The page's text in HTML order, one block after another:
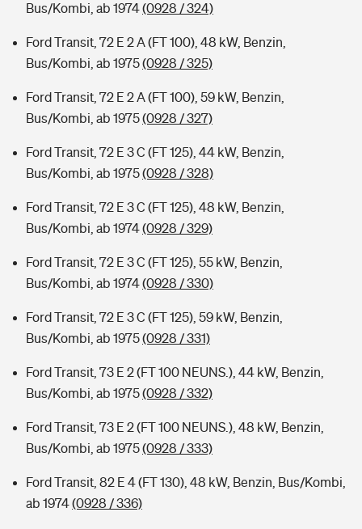
Bus/Kombi, ab 1974(0928 / 324)
Ford Transit, 72 E 2 A (FT 100), 48 kW, Benzin,
Bus/Kombi, ab 1975(0928 / 325)
Ford Transit, 72 E 2 A (FT 100), 59 kW, Benzin,
Bus/Kombi, ab 1975(0928 / 327)
Ford Transit, 72 E 3 C (FT 125), 44 kW, Benzin,
Bus/Kombi, ab 1975(0928 / 328)
Ford Transit, 72 E 3 C (FT 125), 48 kW, Benzin,
Bus/Kombi, ab 1974(0928 / 329)
Ford Transit, 72 E 3 C (FT 125), 55 kW, Benzin,
Bus/Kombi, ab 1974(0928 / 330)
Ford Transit, 72 E 3 C (FT 125), 59 kW, Benzin,
Bus/Kombi, ab 1975(0928 / 331)
Ford Transit, 73 E 2 (FT 100 NEUNS.), 44 kW, Benzin,
Bus/Kombi, ab 1975(0928 / 332)
Ford Transit, 73 E 2 (FT 100 NEUNS.), 48 kW, Benzin,
Bus/Kombi, ab 1975(0928 / 333)
Ford Transit, 82 E 4 (FT 130), 48 kW, Benzin, Bus/Kombi,
ab 1974(0928 / 336)